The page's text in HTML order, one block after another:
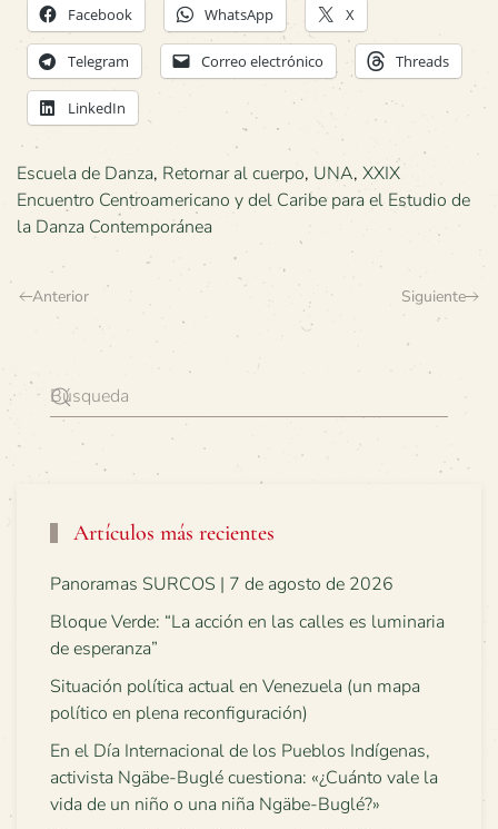
Facebook WhatsApp X
Telegram Correo electrónico Threads
LinkedIn
Escuela de Danza, Retornar al cuerpo, UNA, XXIX
Encuentro Centroamericano y del Caribe para el Estudio de
la Danza Contemporánea
Anterior Siguiente
Artículos más recientes
Panoramas SURCOS | 7 de agosto de 2026
Bloque Verde: “La acción en las calles es luminaria
de esperanza”
Situación política actual en Venezuela (un mapa
político en plena reconfiguración)
En el Día Internacional de los Pueblos Indígenas,
activista Ngäbe-Buglé cuestiona: «¿Cuánto vale la
vida de un niño o una niña Ngäbe-Buglé?»